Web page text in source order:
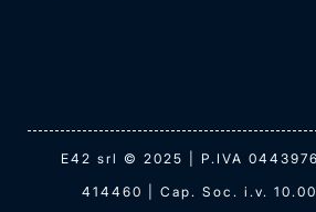
E42 srl © 2025 | P.IVA
414460 | Cap. Soc. i.v.